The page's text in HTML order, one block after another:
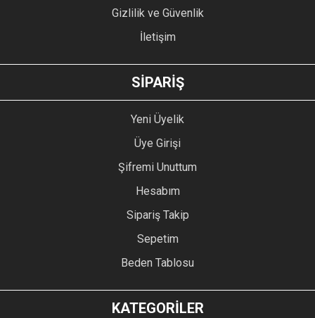
GÖNDER
Gizlilik ve Güvenlik
İletişim
SİPARİŞ
Yeni Üyelik
Üye Girişi
Şifremi Unuttum
Hesabım
Sipariş Takip
Sepetim
Beden Tablosu
KATEGORİLER